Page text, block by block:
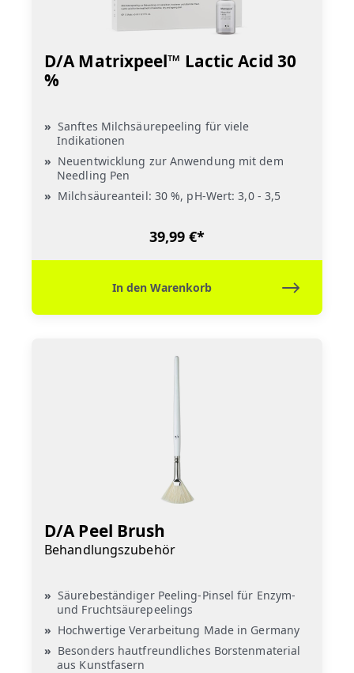
D/A Matrixpeel™ Lactic Acid 30
%
Sanftes Milchsäurepeeling für viele
Indikationen
Neuentwicklung zur Anwendung mit dem
Needling Pen
Milchsäureanteil: 30 %, pH-Wert: 3,0 - 3,5
39,99 €*
In den Warenkorb
D/A Peel Brush
Behandlungszubehör
Säurebeständiger Peeling-Pinsel für Enzym-
und Fruchtsäurepeelings
Hochwertige Verarbeitung Made in Germany
Besonders hautfreundliches Borstenmaterial
aus Kunstfasern